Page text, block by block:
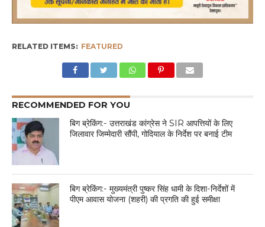
RELATED ITEMS: FEATURED
RECOMMENDED FOR YOU
बिग ब्रेकिंग:- उत्तराखंड कांग्रेस ने SIR आपत्तियों के लिए
जिलावार जिम्मेदारी सौंपी, गोदियाल के निर्देश पर बनाई टीम
बिग ब्रेकिंग:- मुख्यमंत्री पुष्कर सिंह धामी के दिशा-निर्देशों में
पीएम आवास योजना (शहरी) की प्रगति की हुई समीक्षा